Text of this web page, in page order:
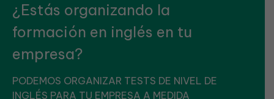
¿Estás organizando la
formación en inglés en tu
empresa?
PODEMOS ORGANIZAR TESTS DE NIVEL DE
INGLÉS PARA TU EMPRESA A MEDIDA